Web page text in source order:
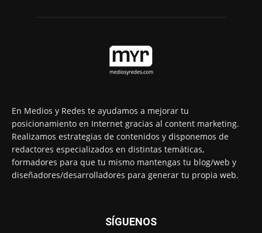
En Medios y Redes te ayudamos a mejorar tu
posicionamiento en Internet gracias al content marketing.
Realizamos estrategias de contenidos y disponemos de
redactores especializados en distintas temáticas,
formadores para que tu mismo mantengas tu blog/web y
diseñadores/desarrolladores para generar tu propia web.
SÍGUENOS